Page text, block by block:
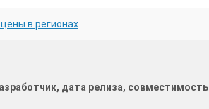
в регионах
дата релиза, совместимость